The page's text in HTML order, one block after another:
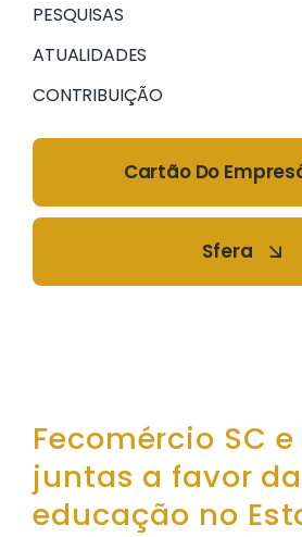
PESQUISAS
ATUALIDADES
CONTRIBUIÇÃO
Cartão Do
Sfera
Fecomércio SC e
juntas a favor da
educação no